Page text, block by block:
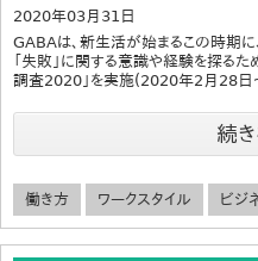
2020年03月31日
GABAは、新生活が始まるこの時期に
「失敗」に関する意識や経験を探るた
調査2020」を実施(2020年2月28日
続
働き方 ワークスタイル ビジ